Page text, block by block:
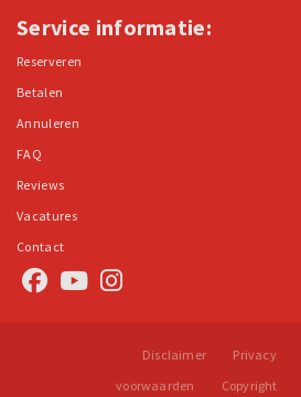
Service informatie:
Reserveren
Betalen
Annuleren
FAQ
Reviews
Vacatures
Contact
Disclaimer Privacy
voorwaarden
Copyright